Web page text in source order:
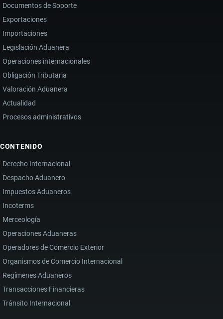
Documentos de Soporte
Exportaciones
Importaciones
Legislación Aduanera
Operaciones internacionales
Obligación Tributaria
Valoración Aduanera
Actualidad
Procesos administrativos
CONTENIDO
Derecho Internacional
Despacho Aduanero
Impuestos Aduaneros
Incoterms
Merceología
Operaciones Aduaneras
Operadores de Comercio Exterior
Organismos de Comercio Internacional
Regímenes Aduaneros
Transacciones Financieras
Tránsito Internacional